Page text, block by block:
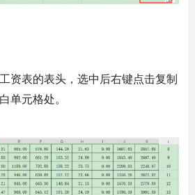
资表的表头，选中后右键点击复制
单元格处。